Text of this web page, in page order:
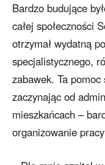
Bardzo budujące
całej społeczności
otrzymał wydatną
specjalistycznego,
zabawek. Ta pomoc
zaczynając od
mieszkańcach –
organizowanie